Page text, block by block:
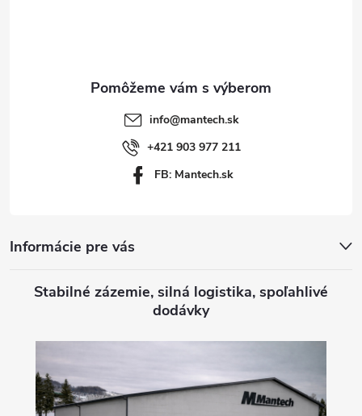
info@mantech.sk
+421 903 977 211
FB: Mantech.sk
Informácie pre vás
Stabilné zázemie, silná logistika, spoľahlivé
dodávky